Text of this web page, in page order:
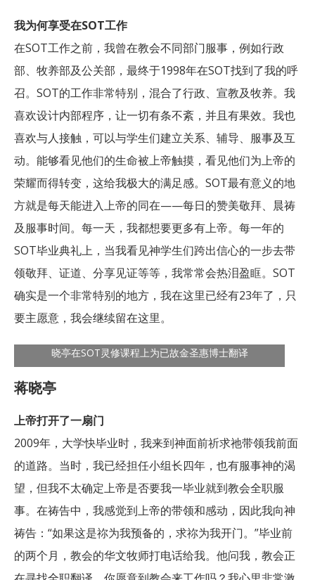
我为何享受在SOT工作
在SOT工作之前，我曾在教会不同部门服事，例如行政
部、牧养部及公关部，最终于1998年在SOT找到了我的呼
召。SOT的工作非常特别，混合了行政、宣教及牧养。我
喜欢设计内部程序，让一切有条不紊，并且有果效。我也
喜欢与人接触，可以与学生们建立关系、辅导、服事及互
动。能够看见他们的生命被上帝触摸，看见他们为上帝的
荣耀而得转变，这给我极大的满足感。SOT最有意义的地
方就是每天能进入上帝的同在——每日的赞美敬拜、晨祷
及服事时间。每一天，我都想要更多有上帝。每一年的
SOT毕业典礼上，当我看见神学生们跨出信心的一步去带
领敬拜、证道、分享见证等等，我常常会热泪盈眶。SOT
确实是一个非常特别的地方，我在这里已经有23年了，只
要主愿意，我会继续留在这里。
晓亭在SOT灵修课程上为已故金圣惠博士翻译
蒋晓亭
上帝打开了一扇门
2009年，大学快毕业时，我来到神面前祈求祂带领我前面
的道路。当时，我已经担任小组长四年，也有服事神的渴
望，但我不太确定上帝是否要我一毕业就到教会全职服
事。在祷告中，我感觉到上帝的带领和感动，因此我向神
祷告：“如果这是祢为我预备的，求祢为我开门。”毕业前
的两个月，教会的华文牧师打电话给我。他问我，教会正